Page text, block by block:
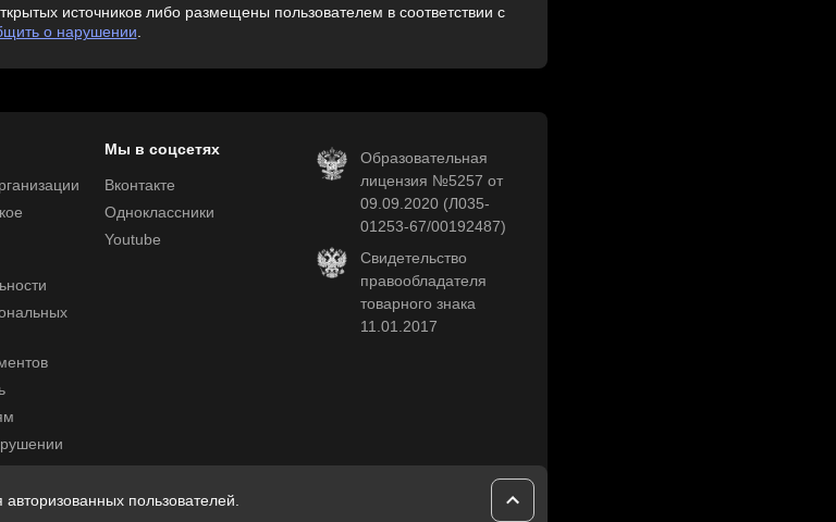
источников либо размещены пользователем в соответствии с
о нарушении.
пользователей.
Мы в соцсетях
Вконтакте
Одноклассники
Youtube
Образовательная
лицензия №5257 от
09.09.2020 (Л035-
01253-67/00192487)
Свидетельство
правообладателя
товарного знака
11.01.2017